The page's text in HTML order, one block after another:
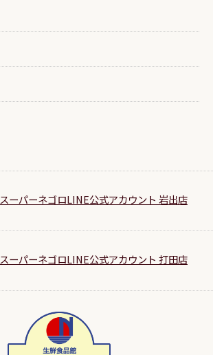
スーパーネゴロLINE公式アカウント 岩出店
スーパーネゴロLINE公式アカウント 打田店